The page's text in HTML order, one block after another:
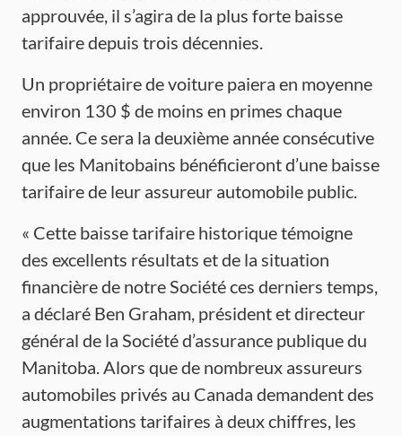
approuvée, il s’agira de la plus forte baisse
tarifaire depuis trois décennies.
Un propriétaire de voiture paiera en moyenne
environ 130 $ de moins en primes chaque
année. Ce sera la deuxième année consécutive
que les Manitobains bénéficieront d’une baisse
tarifaire de leur assureur automobile public.
« Cette baisse tarifaire historique témoigne
des excellents résultats et de la situation
financière de notre Société ces derniers temps,
a déclaré Ben Graham, président et directeur
général de la Société d’assurance publique du
Manitoba. Alors que de nombreux assureurs
automobiles privés au Canada demandent des
augmentations tarifaires à deux chiffres, les